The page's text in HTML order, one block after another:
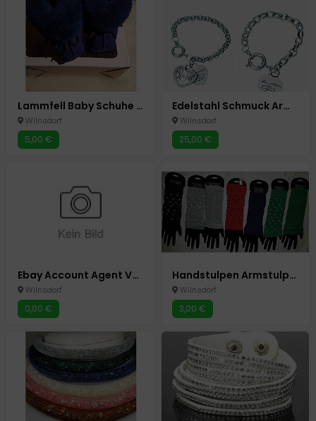
Lammfell Baby Schuhe Pantoffeln Schühchen gr 16/17 blau Neu Unisex Wagenschuhe
Wilnsdorf
5,00 €
Edelstahl Schmuck Armband Bettelarmband Neu
Wilnsdorf
25,00 €
Ebay Account Agent Verwaltung Erstellen Homeoffice
Wilnsdorf
0,00 €
Handstulpen Armstulpen Pulswärmer Handschuhe ohne Finger 7 Farben
Wilnsdorf
3,00 €